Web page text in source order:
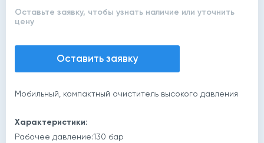
Оставьте заявку, чтобы узнать наличие или уточнить
цену
Оставить заявку
Мобильный, компактный очиститель высокого давления
Характеристики:
Рабочее давление:130 бар